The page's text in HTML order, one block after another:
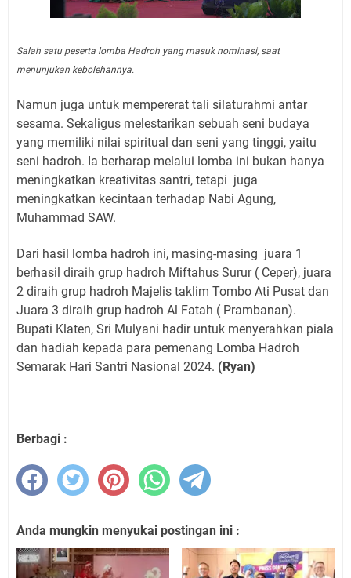
Salah satu peserta lomba Hadroh yang masuk nominasi, saat
menunjukan kebolehannya.
Namun juga untuk mempererat tali silaturahmi antar
sesama. Sekaligus melestarikan sebuah seni budaya
yang memiliki nilai spiritual dan seni yang tinggi, yaitu
seni hadroh. Ia berharap melalui lomba ini bukan hanya
meningkatkan kreativitas santri, tetapi juga
meningkatkan kecintaan terhadap Nabi Agung,
Muhammad SAW.
Dari hasil lomba hadroh ini, masing-masing juara 1
berhasil diraih grup hadroh Miftahus Surur ( Ceper), juara
2 diraih grup hadroh Majelis taklim Tombo Ati Pusat dan
Juara 3 diraih grup hadroh Al Fatah ( Prambanan).
Bupati Klaten, Sri Mulyani hadir untuk menyerahkan piala
dan hadiah kepada para pemenang Lomba Hadroh
Semarak Hari Santri Nasional 2024. (Ryan)
Berbagi :
Anda mungkin menyukai postingan ini :